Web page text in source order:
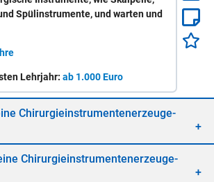
Spülinstrumente, und warten und
Lehrjahr: ab 1.000 Euro
Chir­ur­gie­in­stru­men­ten­er­zeu­ge­
Chir­ur­gie­in­stru­men­ten­er­zeu­ge­